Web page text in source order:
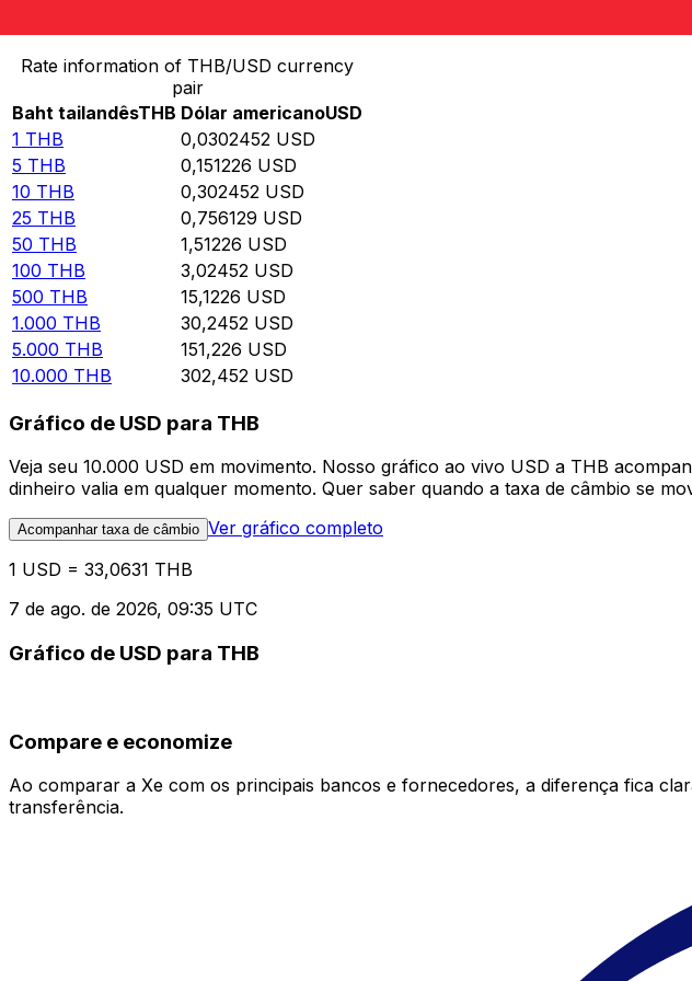
Rate information of THB/USD currency
pair
Baht tailandêsTHB Dólar americanoUSD
1 THB 0,0302452 USD
5 THB 0,151226 USD
10 THB 0,302452 USD
25 THB 0,756129 USD
50 THB 1,51226 USD
100 THB 3,02452 USD
500 THB 15,1226 USD
1.000 THB 30,2452 USD
5.000 THB 151,226 USD
10.000 THB 302,452 USD
Gráfico de USD para THB
Veja seu 10.000 USD em movimento. Nosso gráfico ao vivo USD a THB
dinheiro valia em qualquer momento. Quer saber quando a taxa de câmbio se
Acompanhar taxa de câmbio Ver gráfico completo
1 USD = 33,0631 THB
7 de ago. de 2026, 09:35 UTC
Gráfico de USD para THB
Compare e economize
Ao comparar a Xe com os principais bancos e fornecedores, a diferença fica
transferência.